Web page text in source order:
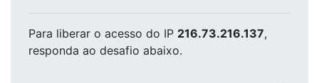
Para liberar o acesso do IP 216.73.216.137,
responda ao desafio abaixo.